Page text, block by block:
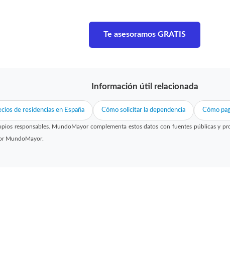
Te asesoramos GRATIS
Información útil relacionada
de residencias en España Cómo solicitar la dependencia Cómo
responsables. MundoMayor complementa estos datos con fuentes públicas y
MundoMayor.